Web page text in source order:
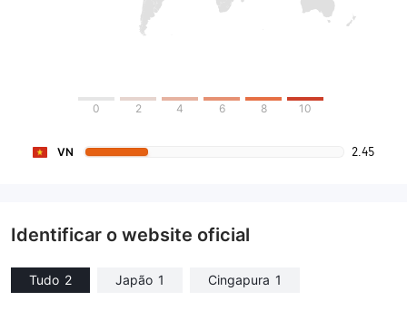
0 2 4 6 8 10
VN 2.45
Identificar o website oficial
Tudo 2 Japão 1 Cingapura 1